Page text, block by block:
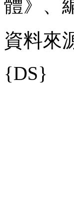
體》、
資料來
{DS}